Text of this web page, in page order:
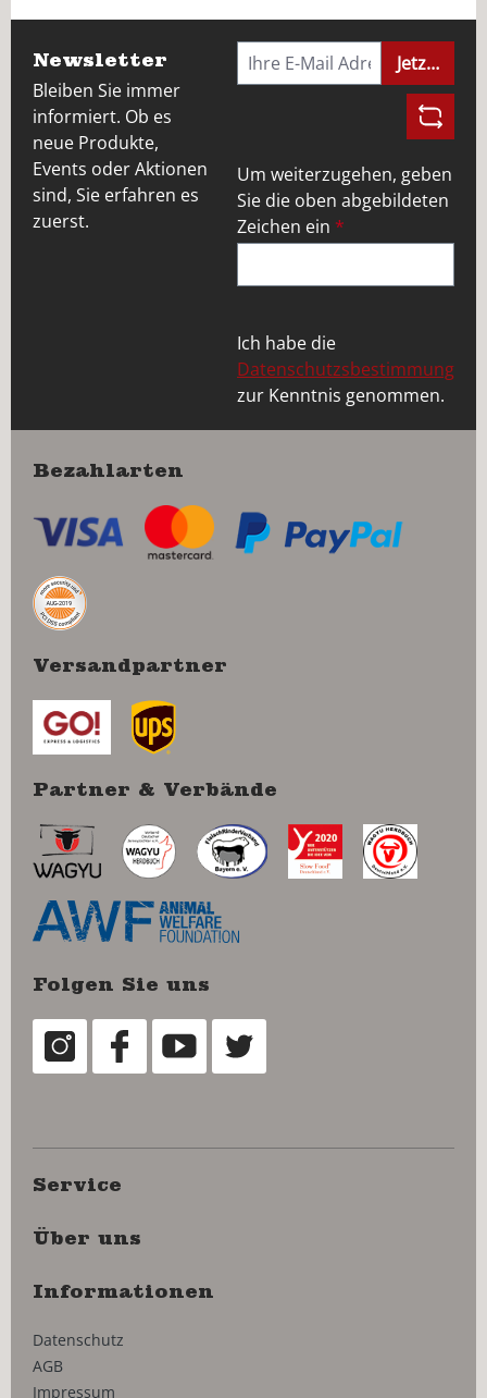
Newsletter
Bleiben Sie immer
informiert. Ob es
neue Produkte,
Events oder Aktionen
sind, Sie erfahren es
zuerst.
Jetzt
Um weiterzugehen, geben
Sie die oben abgebildeten
Zeichen ein *
Ich habe die
Datenschutzsbestimmung
zur Kenntnis genommen.
Bezahlarten
Versandpartner
Partner & Verbände
Folgen Sie uns
Service
Über uns
Informationen
Datenschutz
AGB
Impressum